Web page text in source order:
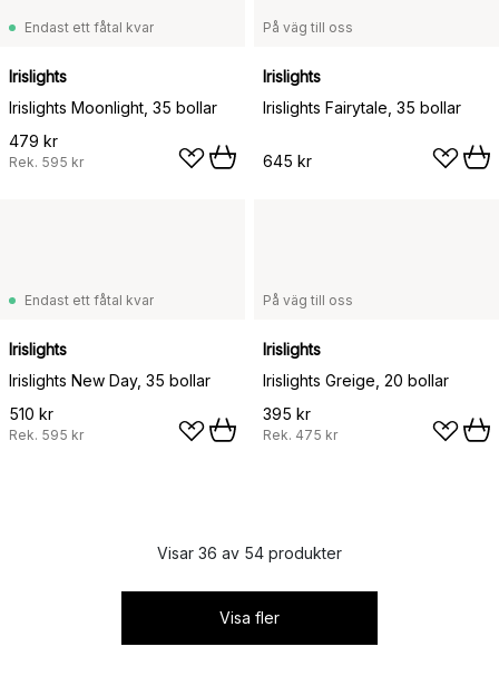
Endast ett fåtal kvar
Irislights
Irislights Moonlight, 35 bollar
479 kr
Rek. 595 kr
På väg till oss
Irislights
Irislights Fairytale, 35 bollar
645 kr
Endast ett fåtal kvar
Irislights
Irislights New Day, 35 bollar
510 kr
Rek. 595 kr
På väg till oss
Irislights
Irislights Greige, 20 bollar
395 kr
Rek. 475 kr
Visar 36 av 54 produkter
Visa fler